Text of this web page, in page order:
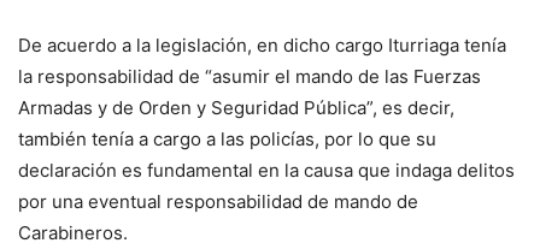
De acuerdo a la legislación, en dicho cargo Iturriaga tenía
la responsabilidad de “asumir el mando de las Fuerzas
Armadas y de Orden y Seguridad Pública”, es decir,
también tenía a cargo a las policías, por lo que su
declaración es fundamental en la causa que indaga delitos
por una eventual responsabilidad de mando de
Carabineros.